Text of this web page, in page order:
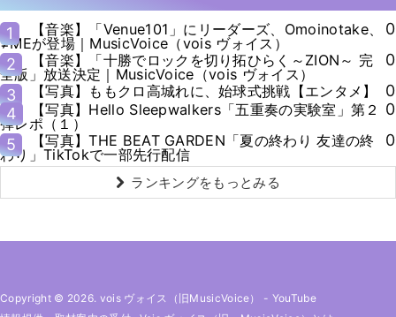
1
【音楽】「Venue101」にリーダーズ、Omoinotake、
≠MEが登場｜MusicVoice（vois ヴォイス）
0
2
【音楽】「十勝でロックを切り拓ひらく～ZION～ 完
全版」放送決定｜MusicVoice（vois ヴォイス）
0
3
【写真】ももクロ高城れに、始球式挑戦【エンタメ】
0
4
【写真】Hello Sleepwalkers「五重奏の実験室」第２
弾レポ（１）
0
5
【写真】THE BEAT GARDEN「夏の終わり 友達の終
わり」TikTokで一部先行配信
0
ランキングをもっとみる
Copyright © 2026. vois ヴォイス（旧MusicVoice） - YouTube